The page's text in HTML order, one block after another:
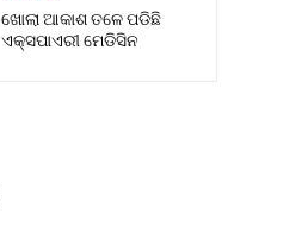
ଖୋଲା ଆକାଶ ତଳେ ପଡିଛି
ଏକ୍ସପାଏରୀ ମେଡିସିନ